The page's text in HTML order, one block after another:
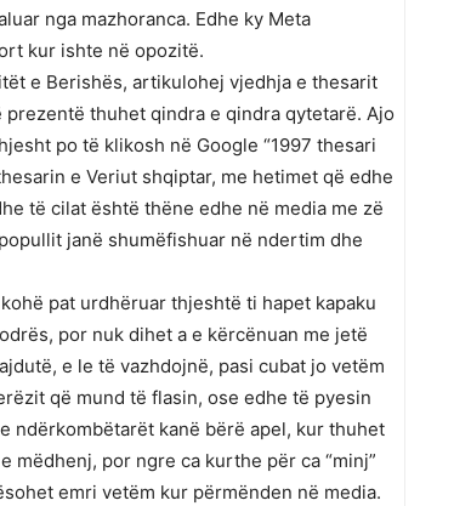
nga mazhoranca. Edhe ky Meta
kur ishte në opozitë.
e Berishës, artikulohej vjedhja e thesarit
thuhet qindra e qindra qytetarë. Ajo
po të klikosh në Google “1997 thesari
e Veriut shqiptar, me hetimet që edhe
të cilat është thëne edhe në media me zë
janë shumëfishuar në ndertim dhe
pat urdhëruar thjeshtë ti hapet kapaku
por nuk dihet a e kërcënuan me jetë
e le të vazhdojnë, pasi cubat jo vetëm
që mund të flasin, ose edhe të pyesin
ndërkombëtarët kanë bërë apel, kur thuhet
mëdhenj, por ngre ca kurthe për ca “minj”
emri vetëm kur përmënden në media.